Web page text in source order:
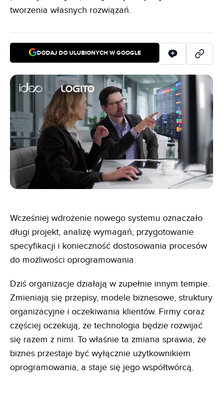
tworzenia własnych rozwiązań.
DODAJ DO ULUBIONYCH W GOOGLE
Wcześniej wdrożenie nowego systemu oznaczało
długi projekt, analizę wymagań, przygotowanie
specyfikacji i konieczność dostosowania procesów
do możliwości oprogramowania.
Dziś organizacje działają w zupełnie innym tempie.
Zmieniają się przepisy, modele biznesowe, struktury
organizacyjne i oczekiwania klientów. Firmy coraz
częściej oczekują, że technologia będzie rozwijać
się razem z nimi. To właśnie ta zmiana sprawia, że
biznes przestaje być wyłącznie użytkownikiem
oprogramowania, a staje się jego współtwórcą.